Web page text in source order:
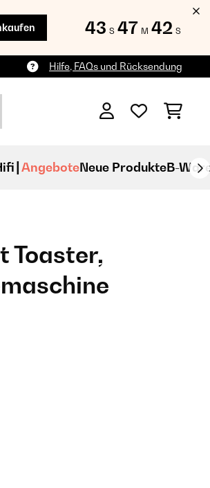
43 S 47 M 41 S
Hilfe, FAQs und Rücksendung
AngeboteNeue ProdukteB-
Toaster,